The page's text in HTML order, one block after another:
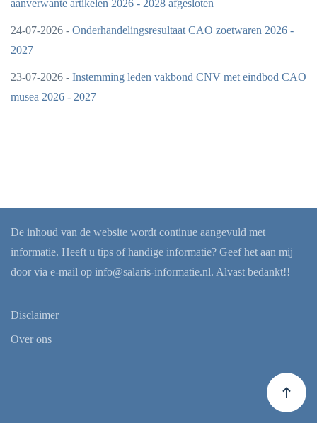
aanverwante artikelen 2026 - 2028 afgesloten
24-07-2026 - Onderhandelingsresultaat CAO zoetwaren 2026 -
2027
23-07-2026 - Instemming leden vakbond CNV met eindbod CAO
musea 2026 - 2027
De inhoud van de website wordt continue aangevuld met
informatie. Heeft u tips of handige informatie? Geef het aan mij
door via e-mail op info@salaris-informatie.nl. Alvast bedankt!!
Disclaimer
Over ons